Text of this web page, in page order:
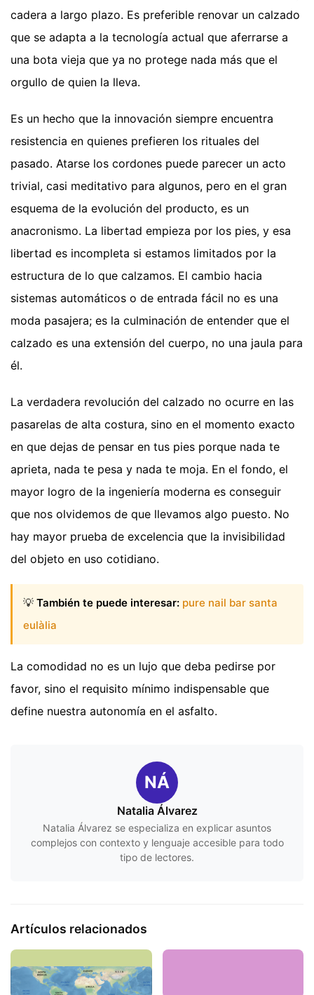
cadera a largo plazo. Es preferible renovar un calzado
que se adapta a la tecnología actual que aferrarse a
una bota vieja que ya no protege nada más que el
orgullo de quien la lleva.
Es un hecho que la innovación siempre encuentra
resistencia en quienes prefieren los rituales del
pasado. Atarse los cordones puede parecer un acto
trivial, casi meditativo para algunos, pero en el gran
esquema de la evolución del producto, es un
anacronismo. La libertad empieza por los pies, y esa
libertad es incompleta si estamos limitados por la
estructura de lo que calzamos. El cambio hacia
sistemas automáticos o de entrada fácil no es una
moda pasajera; es la culminación de entender que el
calzado es una extensión del cuerpo, no una jaula para
él.
La verdadera revolución del calzado no ocurre en las
pasarelas de alta costura, sino en el momento exacto
en que dejas de pensar en tus pies porque nada te
aprieta, nada te pesa y nada te moja. En el fondo, el
mayor logro de la ingeniería moderna es conseguir
que nos olvidemos de que llevamos algo puesto. No
hay mayor prueba de excelencia que la invisibilidad
del objeto en uso cotidiano.
💡 También te puede interesar: pure nail bar santa
eulàlia
La comodidad no es un lujo que deba pedirse por
favor, sino el requisito mínimo indispensable que
define nuestra autonomía en el asfalto.
NÁ
Natalia Álvarez
Natalia Álvarez se especializa en explicar asuntos
complejos con contexto y lenguaje accesible para todo
tipo de lectores.
Artículos relacionados